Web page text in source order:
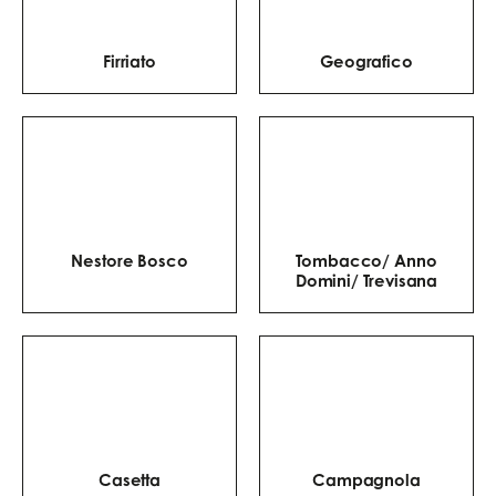
Firriato Geografico
Nestore Bosco
Tombacco/ Anno
Domini/ Trevisana
Casetta Campagnola